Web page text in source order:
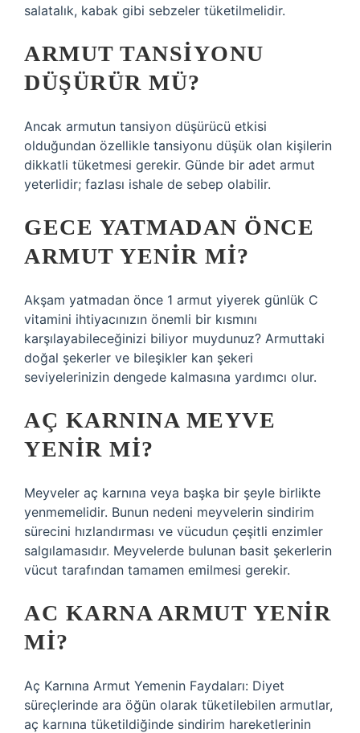
salatalık, kabak gibi sebzeler tüketilmelidir.
ARMUT TANSIYONU
DÜŞÜRÜR MÜ?
Ancak armutun tansiyon düşürücü etkisi
olduğundan özellikle tansiyonu düşük olan kişilerin
dikkatli tüketmesi gerekir. Günde bir adet armut
yeterlidir; fazlası ishale de sebep olabilir.
GECE YATMADAN ÖNCE
ARMUT YENIR MI?
Akşam yatmadan önce 1 armut yiyerek günlük C
vitamini ihtiyacınızın önemli bir kısmını
karşılayabileceğinizi biliyor muydunuz? Armuttaki
doğal şekerler ve bileşikler kan şekeri
seviyelerinizin dengede kalmasına yardımcı olur.
AÇ KARNINA MEYVE
YENIR MI?
Meyveler aç karnına veya başka bir şeyle birlikte
yenmemelidir. Bunun nedeni meyvelerin sindirim
sürecini hızlandırması ve vücudun çeşitli enzimler
salgılamasıdır. Meyvelerde bulunan basit şekerlerin
vücut tarafından tamamen emilmesi gerekir.
AC KARNA ARMUT YENIR
MI?
Aç Karnına Armut Yemenin Faydaları: Diyet
süreçlerinde ara öğün olarak tüketilebilen armutlar,
aç karnına tüketildiğinde sindirim hareketlerinin